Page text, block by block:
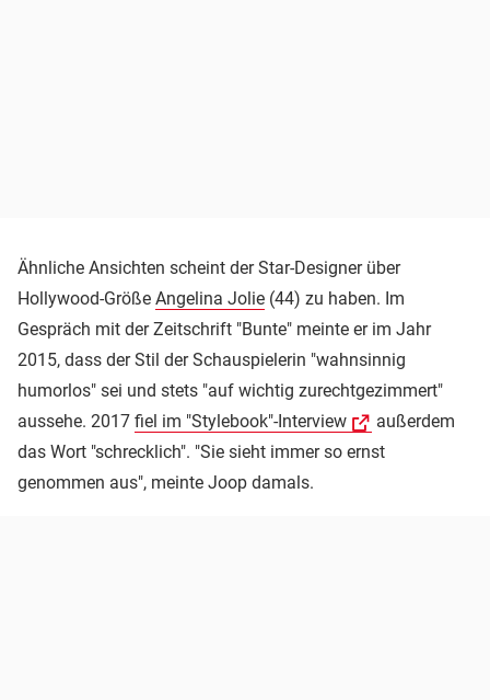
Ähnliche Ansichten scheint der Star-Designer über
Hollywood-Größe Angelina Jolie (44) zu haben. Im
Gespräch mit der Zeitschrift "Bunte" meinte er im Jahr
2015, dass der Stil der Schauspielerin "wahnsinnig
humorlos" sei und stets "auf wichtig zurechtgezimmert"
aussehe. 2017 fiel im "Stylebook"-Interview
außerdem
das Wort "schrecklich". "Sie sieht immer so ernst
genommen aus", meinte Joop damals.